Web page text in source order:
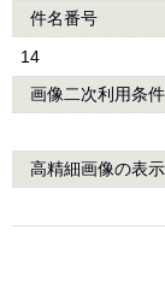
件名番号
14
画像二次利用条件
高精細画像の表示